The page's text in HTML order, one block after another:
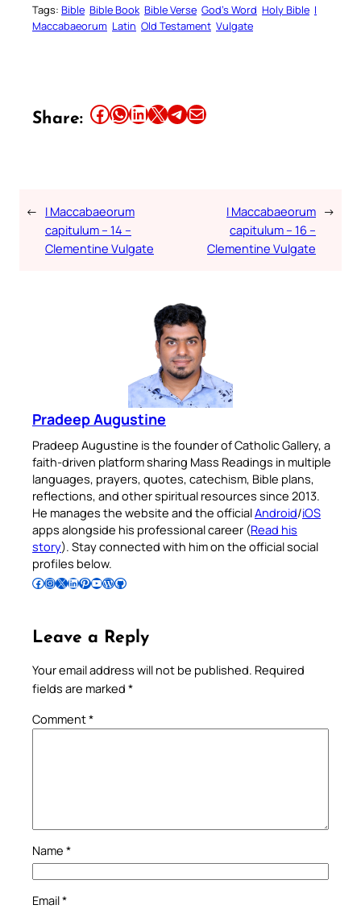
Tags: Bible Bible Book Bible Verse God’s Word Holy Bible I
Maccabaeorum Latin Old Testament Vulgate
Share: Share this article on Facebook Share this article on WhatsApp Share this article on LinkedIn Share this article on X Share this article on TelegramEmail this Article
← I Maccabaeorum
capitulum – 14 –
Clementine Vulgate
I Maccabaeorum
capitulum – 16 –
Clementine Vulgate
→
Pradeep Augustine
Pradeep Augustine is the founder of Catholic Gallery, a
faith-driven platform sharing Mass Readings in multiple
languages, prayers, quotes, catechism, Bible plans,
reflections, and other spiritual resources since 2013.
He manages the website and the officialAndroid/iOS
apps alongside his professional career (Read his
story). Stay connected with him on the official social
profiles below.
Follow Pradeep on Facebook Follow Pradeep on InstagramFollow Pradeep on X Follow Pradeep on LinkedIn Follow Pradeep on Pinterest Subscribe to Pradeep’s Youtube Channel Follow Pradeep on WordPress Follow Pradeep on GitHub
Leave a Reply
Your email address will not be published. Required
fields are marked *
Comment*
Name *
Email*